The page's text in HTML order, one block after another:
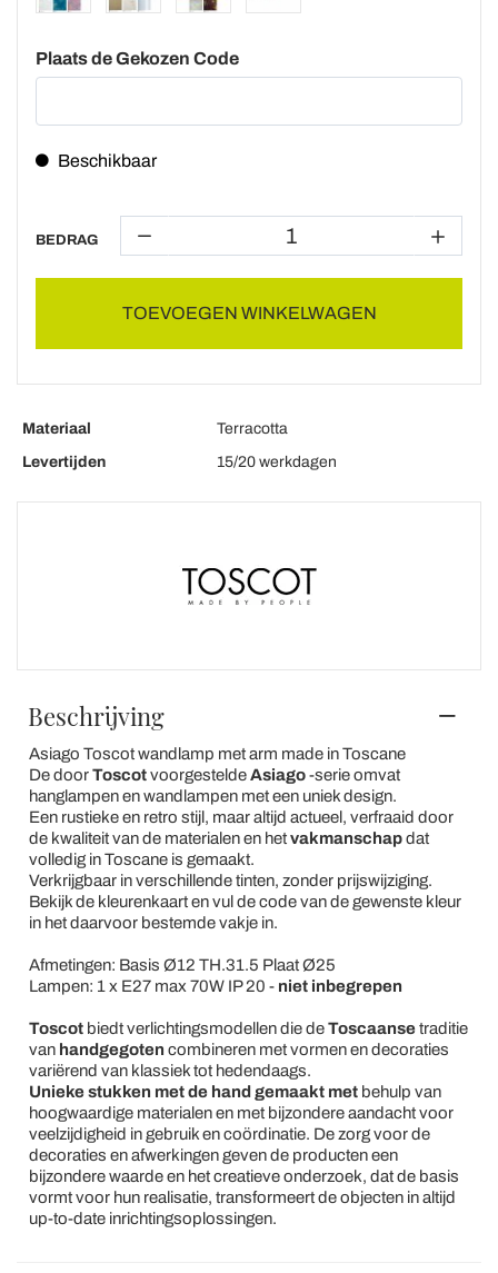
Plaats de Gekozen Code
Beschikbaar
BEDRAG
TOEVOEGEN WINKELWAGEN
Materiaal
Terracotta
Levertijden
15/20 werkdagen
Beschrijving
Asiago Toscot wandlamp met arm made in Toscane
De doorToscotvoorgesteldeAsiago-serie omvat
hanglampen en wandlampen met een uniek design.
Een rustieke en retro stijl, maar altijd actueel, verfraaid door
de kwaliteit van de materialen en hetvakmanschapdat
volledig in Toscane is gemaakt.
Verkrijgbaar in verschillende tinten, zonder prijswijziging.
Bekijk de kleurenkaart en vul de code van de gewenste kleur
in het daarvoor bestemde vakje in.
Afmetingen: Basis Ø12 TH.31.5 Plaat Ø25
Lampen: 1 x E27 max 70W IP 20 - niet inbegrepen
Toscotbiedt verlichtingsmodellen die deToscaansetraditie
van handgegoten combineren met vormen en decoraties
variërend van klassiek tot hedendaags.
Unieke stukken met de hand gemaakt metbehulp van
hoogwaardige materialen en met bijzondere aandacht voor
veelzijdigheid in gebruik en coördinatie. De zorg voor de
decoraties en afwerkingen geven de producten een
bijzondere waarde en het creatieve onderzoek, dat de basis
vormt voor hun realisatie, transformeert de objecten in altijd
up-to-date inrichtingsoplossingen.